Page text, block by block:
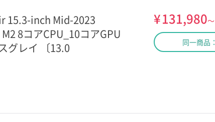
15.3-inch Mid-2023
8コアCPU_10コアGPU
グレイ 〔13.0
¥131,980～
同一商品：